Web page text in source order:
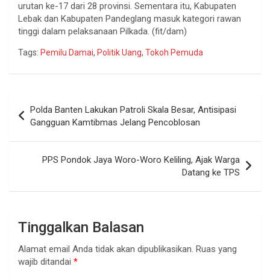
urutan ke-17 dari 28 provinsi. Sementara itu, Kabupaten
Lebak dan Kabupaten Pandeglang masuk kategori rawan
tinggi dalam pelaksanaan Pilkada. (fit/dam)
Tags: Pemilu Damai, Politik Uang, Tokoh Pemuda
pos
Polda Banten Lakukan Patroli Skala Besar, Antisipasi
Gangguan Kamtibmas Jelang Pencoblosan
PPS Pondok Jaya Woro-Woro Keliling, Ajak Warga
Datang ke TPS
Tinggalkan Balasan
Alamat email Anda tidak akan dipublikasikan. Ruas yang
wajib ditandai *